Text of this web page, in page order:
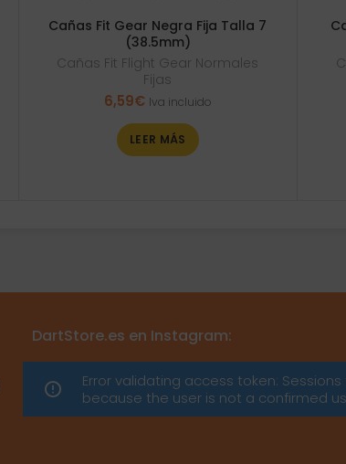
Cañas Fit Gear Negra Fija Talla 7
(38.5mm)
Cañas Fit Flight Gear Normales
Fijas
6,59€ Iva incluido
LEER MÁS
DartStore.es en Instagram:
Error validating access token:
because the user is not a confirmed